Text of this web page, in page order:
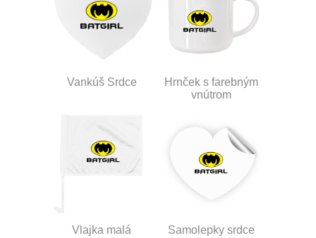
Vankúš Srdce
Hrnček s farebným
vnútrom
Vlajka malá Samolepky srdce